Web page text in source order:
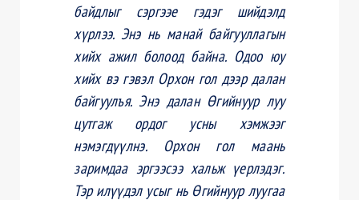
байдлыг сэргээе гэдэг шийдэлд
хүрлээ. Энэ нь манай байгууллагын
хийх ажил болоод байна. Одоо юу
хийх вэ гэвэл Орхон гол дээр далан
байгуулъя. Энэ далан Өгийнуур луу
цутгаж ордог усны хэмжээг
нэмэгдүүлнэ. Орхон гол маань
заримдаа эргээсээ хальж үерлэдэг.
Тэр илүүдэл усыг нь Өгийнуур луугаа